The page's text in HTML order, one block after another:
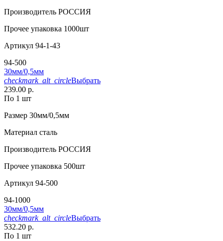
Производитель РОССИЯ
Прочее упаковка 1000шт
Артикул 94-1-43
94-500
30мм/0,5мм
checkmark_alt_circleВыбрать
239.00 р.
По 1 шт
Размер 30мм/0,5мм
Материал сталь
Производитель РОССИЯ
Прочее упаковка 500шт
Артикул 94-500
94-1000
30мм/0,5мм
checkmark_alt_circleВыбрать
532.20 р.
По 1 шт